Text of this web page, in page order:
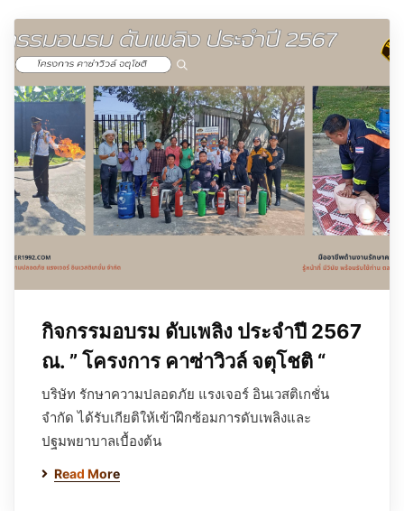
กิจกรรมอบรม ดับเพลิง ประจำปี 2567
ณ. ” โครงการ คาซ่าวิวล์ จตุโชติ “
บริษัท รักษาความปลอดภัย แรงเจอร์ อินเวสติเกชั่น
จำกัด ได้รับเกียติให้เข้าฝึกซ้อมการดับเพลิงและ
ปฐมพยาบาลเบื้องต้น
Read More